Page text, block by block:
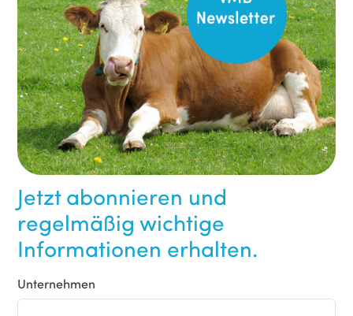
Jetzt abonnieren und
regelmäßig wichtige
Informationen erhalten.
Unternehmen